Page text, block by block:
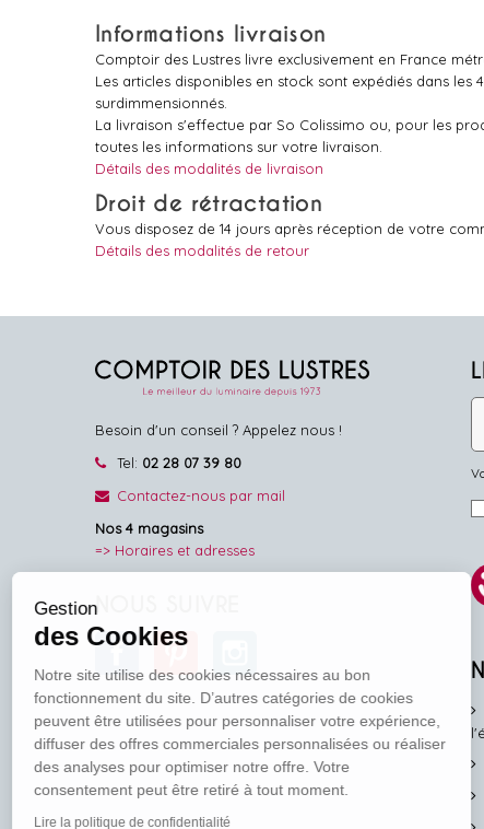
Informations livraison
Comptoir des Lustres livre exclusivement en France
Les articles disponibles en stock sont expédiés dans
surdimmensionnés.
La livraison s'effectue par So Colissimo ou, pour les
toutes les informations sur votre livraison.
Détails des modalités de livraison
Droit de rétractation
Vous disposez de 14 jours après réception de votre
Détails des modalités de retour
Besoin d'un conseil ? Appelez nous !
Tel: 02 28 07 39 80
Contactez-nous par mail
Nos 4 magasins
=> Horaires et adresses
NOUS SUIVRE
Facebook
Gestion
des Cookies
Notre site utilise des cookies nécessaires au bon
fonctionnement du site. D’autres catégories de cookies
peuvent être utilisées pour personnaliser votre expérience,
diffuser des offres commerciales personnalisées ou réaliser
des analyses pour optimiser notre offre. Votre
consentement peut être retiré à tout moment.
Lire la politique de confidentialité